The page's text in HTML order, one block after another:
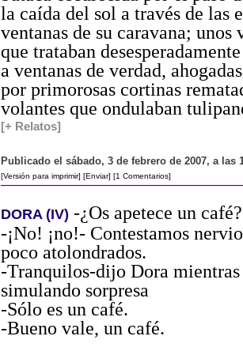
la caída del sol a través de las
ventanas de su caravana; unos
que trataban
a ventanas de verdad,
por primorosas cortinas
volantes que ondulaban
[+ Relatos]
Publicado el sábado, 3 de febrero de 2007, a las
[Versión para imprimir] [Enviar] [1 Comentarios]
DORA (IV) -¿Os apetece un café?
-¡No! ¡no!- Contestamos
poco atolondrados.
-Tranquilos-dijo Dora mientras
simulando sorpresa
-Sólo es un café.
-Bueno vale, un café.